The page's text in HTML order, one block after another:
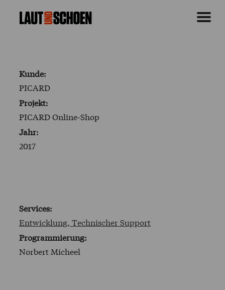
Kunde:
PICARD
Projekt:
PICARD Online-Shop
Jahr:
2017
Services:
Entwicklung, Technischer Support
Programmierung:
Norbert Micheel